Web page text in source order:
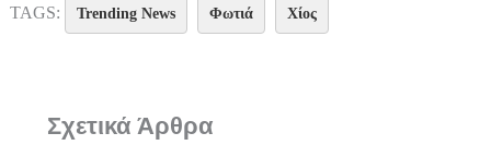
TAGS: Trending News Φωτιά Χίος
Σχετικά Άρθρα